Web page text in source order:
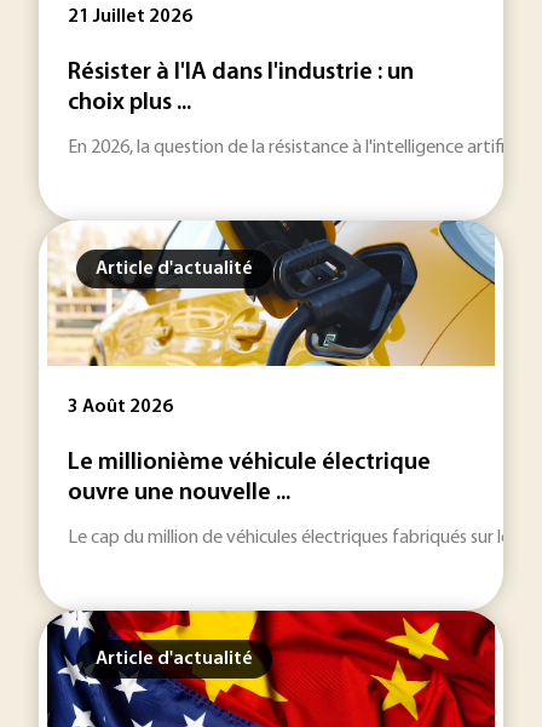
21 Juillet 2026
Résister à l'IA dans l'industrie : un
choix plus ...
En 2026, la question de la résistance à l'intelligence
Article d'actualité
3 Août 2026
Le millionième véhicule électrique
ouvre une nouvelle ...
Le cap du million de véhicules électriques fabriqués sur le
Article d'actualité